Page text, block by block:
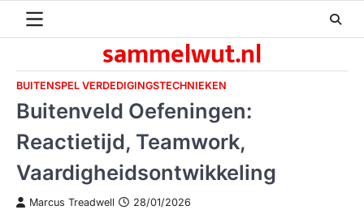
sammelwut.nl
BUITENSPEL VERDEDIGINGSTECHNIEKEN
Buitenveld Oefeningen:
Reactietijd, Teamwork,
Vaardigheidsontwikkeling
Marcus Treadwell 28/01/2026